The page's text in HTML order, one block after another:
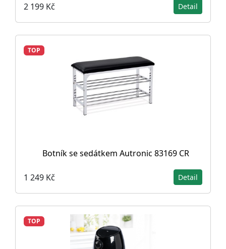
2 199 Kč Detail
TOP
Botník se sedátkem Autronic 83169 CR
1 249 Kč Detail
TOP